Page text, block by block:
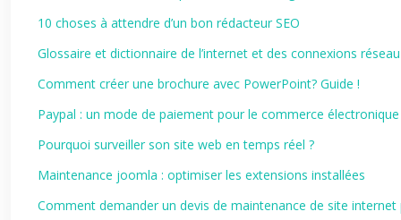
10 choses à attendre d’un bon rédacteur SEO
Glossaire et dictionnaire de l’internet et des connexions réseau
Comment créer une brochure avec PowerPoint? Guide !
Paypal : un mode de paiement pour le commerce électronique
Pourquoi surveiller son site web en temps réel ?
Maintenance joomla : optimiser les extensions installées
Comment demander un devis de maintenance de site internet